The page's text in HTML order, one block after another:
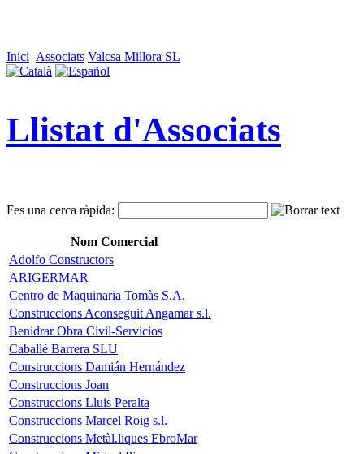
Inici Associats Valcsa Millora SL
Llistat d'Associats
Fes una cerca ràpida:
Nom Comercial
Adolfo Constructors
ARIGERMAR
Centro de Maquinaria Tomàs S.A.
Construccions Aconseguit Angamar s.l.
Benidrar Obra Civil-Servicios
Caballé Barrera SLU
Construccions Damián Hernández
Construccions Joan
Construccions Lluis Peralta
Construccions Marcel Roig s.l.
Construccions Metàl.liques EbroMar